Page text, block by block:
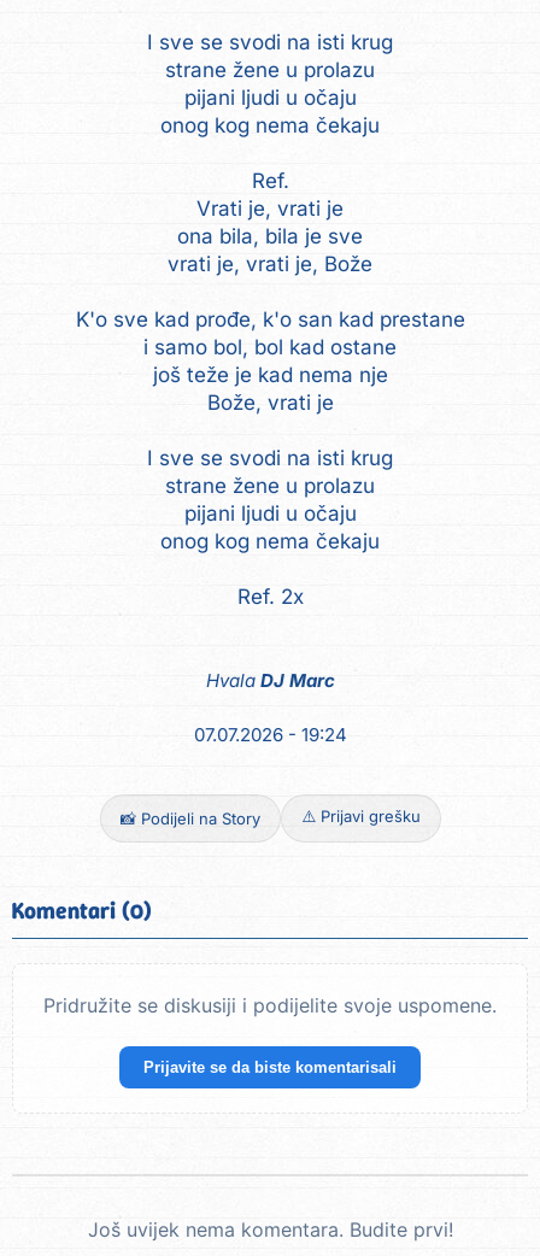
I sve se svodi na isti krug
strane žene u prolazu
pijani ljudi u očaju
onog kog nema čekaju
Ref.
Vrati je, vrati je
ona bila, bila je sve
vrati je, vrati je, Bože
K'o sve kad prođe, k'o san kad prestane
i samo bol, bol kad ostane
još teže je kad nema nje
Bože, vrati je
I sve se svodi na isti krug
strane žene u prolazu
pijani ljudi u očaju
onog kog nema čekaju
Ref. 2x
Hvala DJ Marc
07.07.2026 - 19:24
📸 Podijeli na Story ⚠️ Prijavi grešku
Komentari (0)
Pridružite se diskusiji i podijelite svoje uspomene.
Prijavite se da biste komentarisali
Još uvijek nema komentara. Budite prvi!